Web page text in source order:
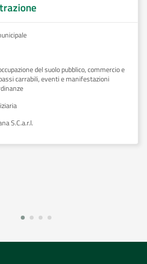
del suolo pubblico, commercio e
carrabili, eventi e manifestazioni
S.C.a.r.l.